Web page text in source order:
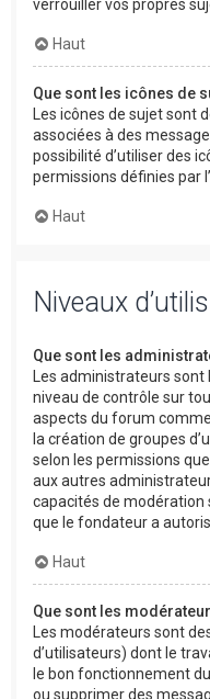
verrouiller vos propres
Haut
Que sont les icônes de
Les icônes de sujet sont
associées à des
possibilité d’utiliser des
permissions définies par
Haut
Niveaux
Que sont les
Les administrateurs
niveau de contrôle sur
aspects du forum
la création de groupes
selon les permissions
aux autres
capacités de modération
que le fondateur a
Haut
Que sont les
Les modérateurs sont
d’utilisateurs) dont le
le bon fonctionnement
ou supprimer des